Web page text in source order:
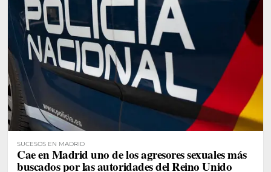
SUCESOS EN MADRID
Cae en Madrid uno de los agresores sexuales más
buscados por las autoridades del Reino Unido